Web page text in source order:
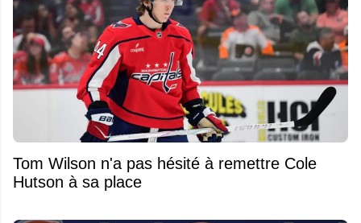
Tom Wilson n'a pas hésité à remettre Cole
Hutson à sa place